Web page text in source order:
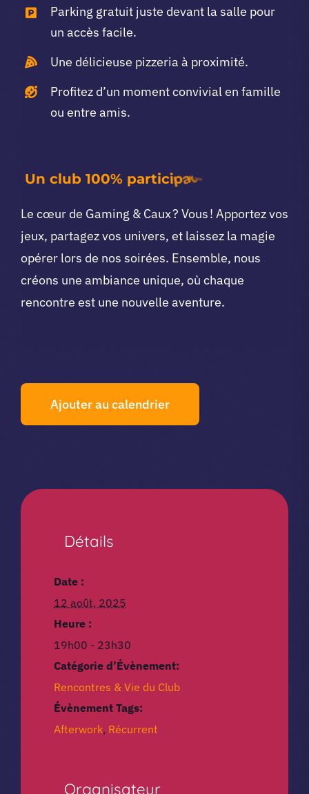
Parking gratuit juste devant la salle pour
un accès facile.
Une délicieuse pizzeria à proximité.
Profitez d’un moment convivial en famille
ou entre amis.
Le cœur de Gaming & Caux ? Vous ! Apportez vos
jeux, partagez vos univers, et laissez la magie
opérer lors de nos soirées. Ensemble, nous
créons une ambiance unique, où chaque
rencontre est une nouvelle aventure.
Ajouter au calendrier
Détails
Date :
12 août, 2025
Heure :
19h00 - 23h30
Catégorie d’Évènement:
Rencontres & Vie du Club
Évènement Tags:
Afterwork, Récurrent
Organisateur